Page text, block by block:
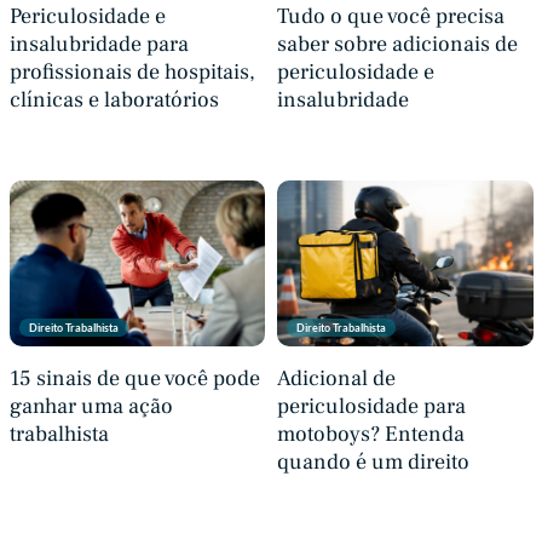
Periculosidade e
insalubridade para
profissionais de hospitais,
clínicas e laboratórios
Tudo o que você precisa
saber sobre adicionais de
periculosidade e
insalubridade
Direito Trabalhista
15 sinais de que você pode
ganhar uma ação
trabalhista
Direito Trabalhista
Adicional de
periculosidade para
motoboys? Entenda
quando é um direito